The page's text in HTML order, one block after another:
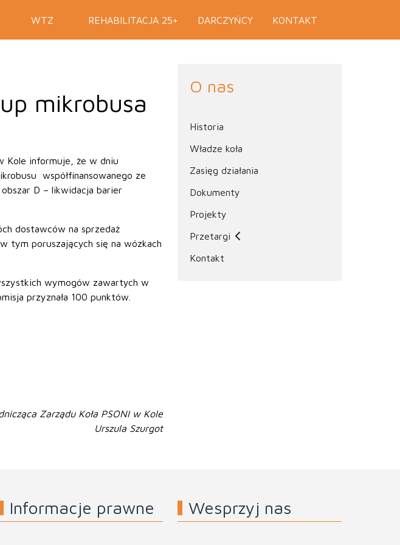
WTZ REHABILITACJA 25+ DARCZYŃCY KONTAKT
mikrobusa
Kole informuje, że w dniu
współfinansowanego ze
D – likwidacja barier
dostawców na sprzedaż
tym poruszających się na wózkach
wymogów zawartych w
przyznała 100 punktów.
Zarządu Koła PSONI w Kole
Urszula Szurgot
O nas
Historia
Władze koła
Zasięg działania
Dokumenty
Projekty
Przetargi
Kontakt
Informacje prawne Wesprzyj nas